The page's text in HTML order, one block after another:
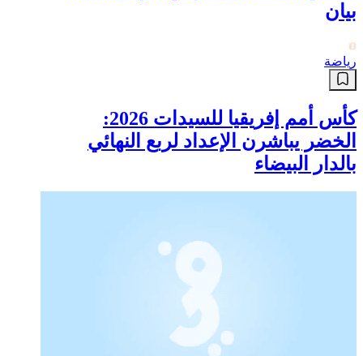
بيان
رياضة
كأس أمم إفريقيا للسيدات 2026:
الخضر يباشرن الإعداد لربع النهائي
بالدار البيضاء